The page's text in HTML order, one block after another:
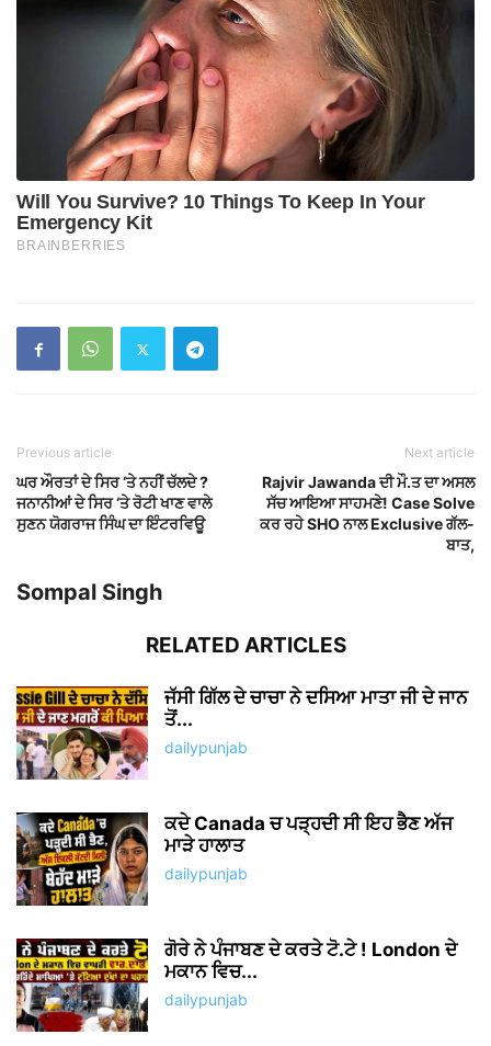
Previous article
ਘਰ ਔਰਤਾਂ ਦੇ ਸਿਰ ‘ਤੇ ਨਹੀਂ ਚੱਲਦੇ ?
ਜਨਾਨੀਆਂ ਦੇ ਸਿਰ ‘ਤੇ ਰੋਟੀ ਖਾਣ ਵਾਲੇ
ਸੁਣਨ ਯੋਗਰਾਜ ਸਿੰਘ ਦਾ ਇੰਟਰਵਿਊ
Next article
Rajvir Jawanda ਦੀ ਮੌ.ਤ ਦਾ ਅਸਲ
ਸੱਚ ਆਇਆ ਸਾਹਮਣੇ! Case Solve
ਕਰ ਰਹੇ SHO ਨਾਲ Exclusive ਗੱਲ-
ਬਾਤ,
Sompal Singh
RELATED ARTICLES
ਜੱਸੀ ਗਿੱਲ ਦੇ ਚਾਚਾ ਨੇ ਦਸਿਆ ਮਾਤਾ ਜੀ ਦੇ ਜਾਨ
ਤੋਂ...
dailypunjab
ਕਦੇ Canada ਚ ਪੜ੍ਹਦੀ ਸੀ ਇਹ ਭੈਣ ਅੱਜ
ਮਾੜੇ ਹਾਲਾਤ
dailypunjab
ਗੋਰੇ ਨੇ ਪੰਜਾਬਣ ਦੇ ਕਰਤੇ ਟੋ.ਟੇ ! London ਦੇ
ਮਕਾਨ ਵਿਚ...
dailypunjab